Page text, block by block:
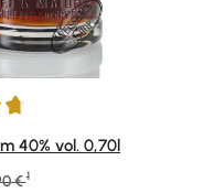
von 5 Sternen
40% vol. 0,70l
Preis:
€ 1